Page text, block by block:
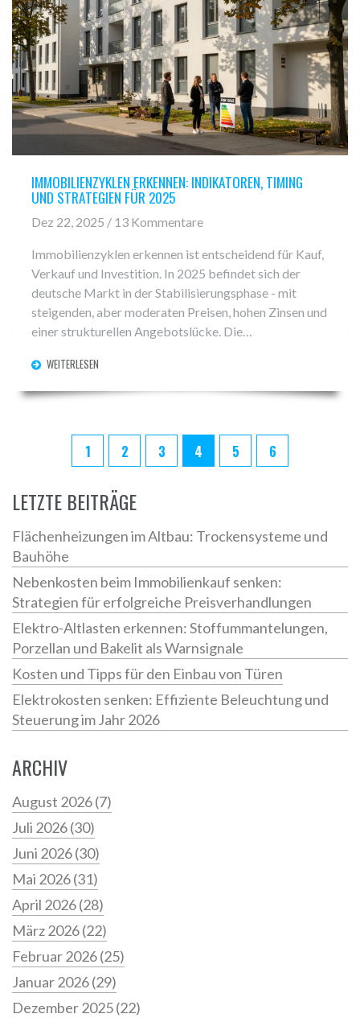
IMMOBILIENZYKLEN ERKENNEN: INDIKATOREN, TIMING
UND STRATEGIEN FÜR 2025
Dez 22, 2025 / 13 Kommentare
Immobilienzyklen erkennen ist entscheidend für Kauf,
Verkauf und Investition. In 2025 befindet sich der
deutsche Markt in der Stabilisierungsphase - mit
steigenden, aber moderaten Preisen, hohen Zinsen und
einer strukturellen Angebotslücke. Die
WEITERLESEN
1 2 3 4 5 6
LETZTE BEITRÄGE
Flächenheizungen im Altbau: Trockensysteme und
Bauhöhe
Nebenkosten beim Immobilienkauf senken:
Strategien für erfolgreiche Preisverhandlungen
Elektro-Altlasten erkennen: Stoffummantelungen,
Porzellan und Bakelit als Warnsignale
Kosten und Tipps für den Einbau von Türen
Elektrokosten senken: Effiziente Beleuchtung und
Steuerung im Jahr 2026
ARCHIV
August 2026(7)
Juli 2026(30)
Juni 2026(30)
Mai 2026(31)
April 2026(28)
März 2026(22)
Februar 2026(25)
Januar 2026(29)
Dezember 2025(22)